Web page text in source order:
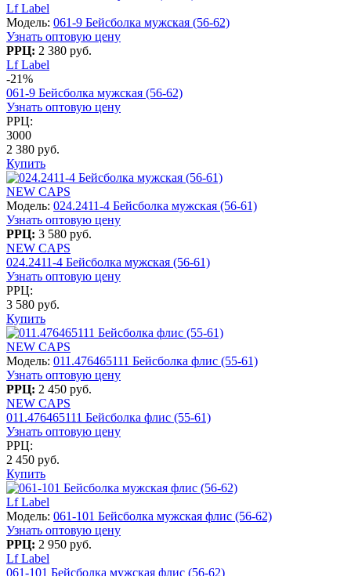
Lf Label
Модель: 061-9 Бейсболка мужская (56-62)
Узнать оптовую цену
РРЦ: 2 380 руб.
Lf Label
-21%
061-9 Бейсболка мужская (56-62)
Узнать оптовую цену
РРЦ:
3000
2 380 руб.
Купить
NEW CAPS
Модель: 024.2411-4 Бейсболка мужская (56-61)
Узнать оптовую цену
РРЦ: 3 580 руб.
NEW CAPS
024.2411-4 Бейсболка мужская (56-61)
Узнать оптовую цену
РРЦ:
3 580 руб.
Купить
NEW CAPS
Модель: 011.476465111 Бейсболка флис (55-61)
Узнать оптовую цену
РРЦ: 2 450 руб.
NEW CAPS
011.476465111 Бейсболка флис (55-61)
Узнать оптовую цену
РРЦ:
2 450 руб.
Купить
Lf Label
Модель: 061-101 Бейсболка мужская флис (56-62)
Узнать оптовую цену
РРЦ: 2 950 руб.
Lf Label
061-101 Бейсболка мужская флис (56-62)